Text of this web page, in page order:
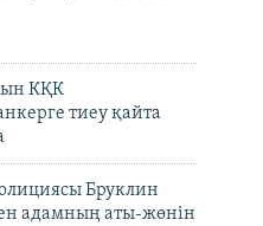
КҚК
тиеу қайта
Бруклин
адамның аты-жөнін